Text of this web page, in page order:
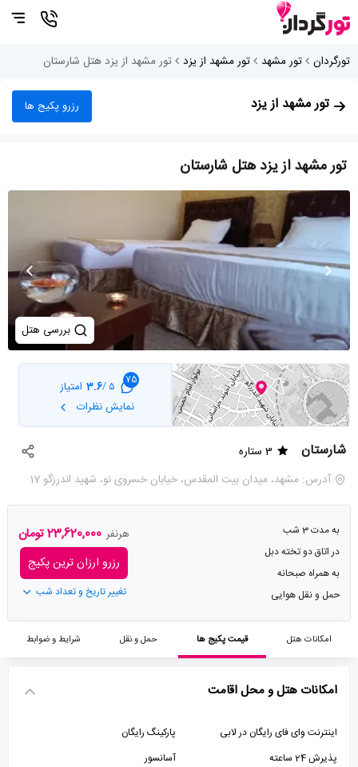
تورگردان تور مشهد تور مشهد از یزد تور مشهد از یزد هتل شارستان
تور مشهد از یزد رزرو پکیج ها
تور مشهد از یزد هتل شارستان
بررسی هتل
75
5 /
3.6 امتیاز
نمایش نظرات
شارستان
3 ستاره
آدرس: مشهد، میدان بیت المقدس، خیابان خسروی نو، شهید اندرزگو 17
به مدت 3 شب
در اتاق دو تخته دبل
به همراه صبحانه
حمل و نقل هوایی
هرنفر 23,620,000 تومان
رزرو ارزان ترین پکیج
تغییر تاریخ و تعداد شب
امکانات هتل قیمت پکیج ها حمل و نقل شرایط و ضوابط
امکانات هتل و محل اقامت
اینترنت وای فای رایگان در لابی
پارکینگ رایگان
پذیرش 24 ساعته
آسانسور